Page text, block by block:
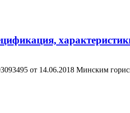
от 14.06.2018 Минским